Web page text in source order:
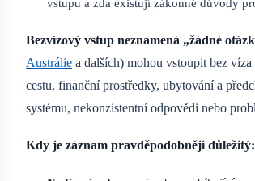
vstupu a zda existují zákonné důvody
Bezvízový vstup neznamená „žádné
Austrálie a dalších) mohou vstoupit bez víza
cestu, finanční prostředky, ubytování a
systému, nekonzistentní odpovědi nebo
Kdy je záznam pravděpodobněji důležitý: